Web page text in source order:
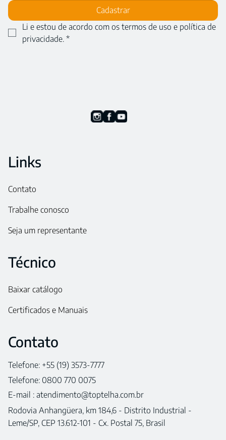
Cadastrar
Li e estou de acordo com os termos de uso e política de
privacidade. *
Técnico
Baixar catálogo
Certificados e Manuais
Links
Contato
Trabalhe conosco
Seja um representante
Contato
Telefone: +55 (19) 3573-7777
Telefone: 0800 770 0075
E-mail : atendimento@toptelha.com.br
Rodovia Anhangüera, km 184,6 - Distrito Industrial -
Leme/SP, CEP 13.612-101 - Cx. Postal 75, Brasil